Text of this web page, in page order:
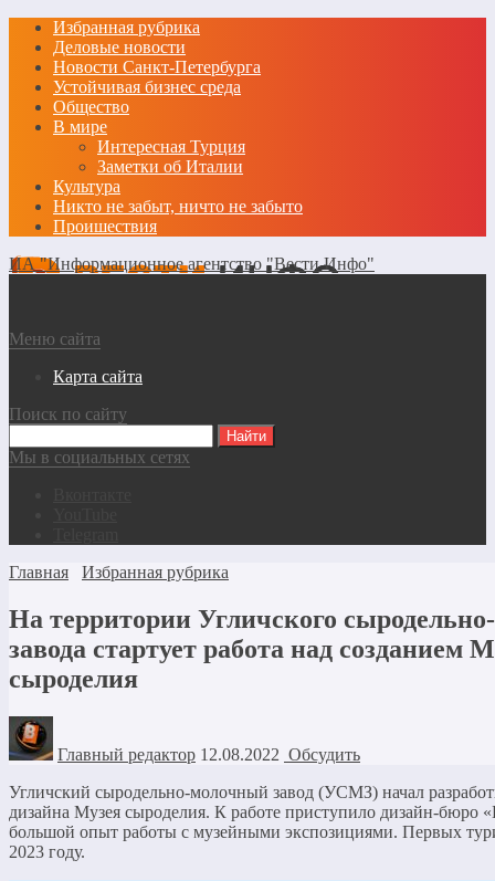
Избранная рубрика
Деловые новости
Новости Санкт-Петербурга
Устойчивая бизнес среда
Общество
В мире
Интересная Турция
Заметки об Италии
Культура
Никто не забыт, ничто не забыто
Проишествия
ИА "Информационное агентство "Вести Инфо"
Меню сайта
Карта сайта
Поиск по сайту
Мы в социальных сетях
Главная
Избранная рубрика
На территории Угличского
завода стартует работа над созданием
сыроделия
Главный редактор 12.08.2022 Обсудить
Угличский сыродельно-молочный завод (УСМЗ) начал
дизайна Музея сыроделия. К работе приступило дизайн-
большой опыт работы с музейными экспозициями. Первых
2023 году.